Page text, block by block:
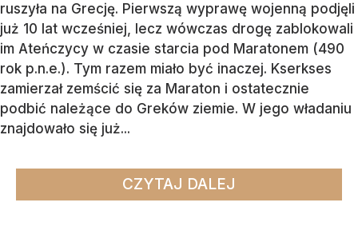
ruszyła na Grecję. Pierwszą wyprawę wojenną podjęli
już 10 lat wcześniej, lecz wówczas drogę zablokowali
im Ateńczycy w czasie starcia pod Maratonem (490
rok p.n.e.). Tym razem miało być inaczej. Kserkses
zamierzał zemścić się za Maraton i ostatecznie
podbić należące do Greków ziemie. W jego władaniu
znajdowało się już...
CZYTAJ DALEJ